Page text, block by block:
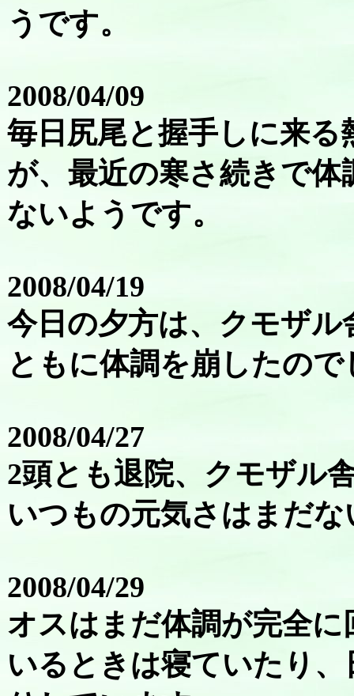
うです。
2008/04/09
毎日尻尾と握手しに来
が、最近の寒さ続きで
ないようです。
2008/04/19
今日の夕方は、クモザ
ともに体調を崩したの
2008/04/27
2頭とも退院、クモザル
いつもの元気さはまだ
2008/04/29
オスはまだ体調が完全
いるときは寝ていたり